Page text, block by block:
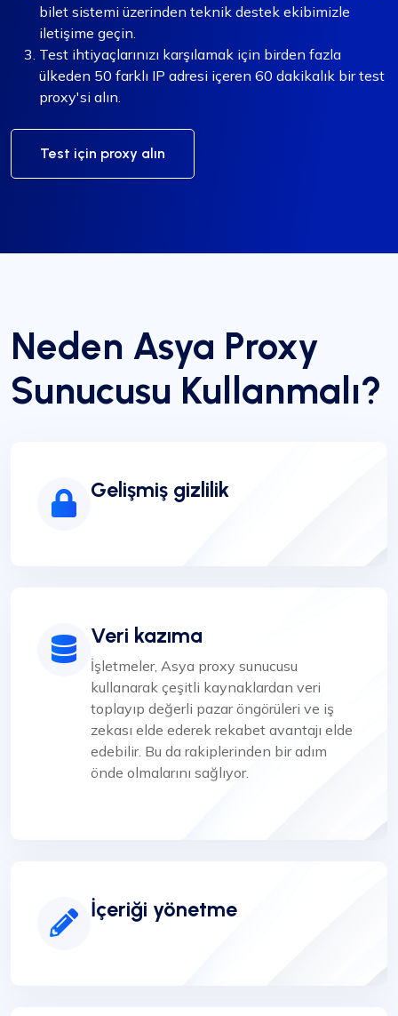
bilet sistemi üzerinden teknik destek ekibimizle
iletişime geçin.
Test ihtiyaçlarınızı karşılamak için birden fazla
ülkeden 50 farklı IP adresi içeren 60 dakikalık bir test
proxy'si alın.
Test için proxy alın
Neden Asya Proxy
Sunucusu Kullanmalı?
Gelişmiş gizlilik
Veri kazıma
İşletmeler, Asya proxy sunucusu
kullanarak çeşitli kaynaklardan veri
toplayıp değerli pazar öngörüleri ve iş
zekası elde ederek rekabet avantajı elde
edebilir. Bu da rakiplerinden bir adım
önde olmalarını sağlıyor.
İçeriği yönetme